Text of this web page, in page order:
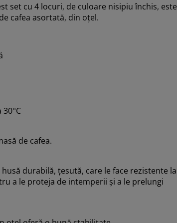
set cu 4 locuri, de culoare nisipiu închis, este
cafea asortată, din oțel.
de cafea.
durabilă, țesută, care le face rezistente la
a le proteja de intemperii și a le prelungi